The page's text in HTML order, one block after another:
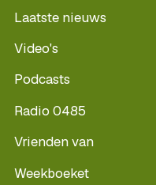
Laatste nieuws
Video's
Podcasts
Radio 0485
Vrienden van
Weekboeket